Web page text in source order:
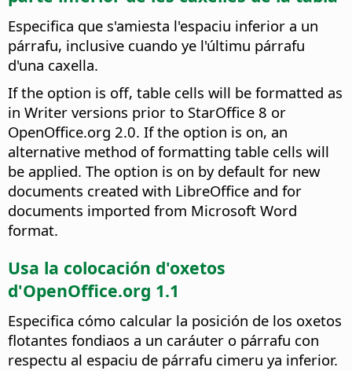
Especifica que s'amiesta l'espaciu inferior a un
párrafu, inclusive cuando ye l'últimu párrafu
d'una caxella.
If the option is off, table cells will be formatted as
in Writer versions prior to StarOffice 8 or
OpenOffice.org 2.0. If the option is on, an
alternative method of formatting table cells will
be applied. The option is on by default for new
documents created with LibreOffice and for
documents imported from Microsoft Word
format.
Usa la colocación d'oxetos
d'OpenOffice.org 1.1
Especifica cómo calcular la posición de los oxetos
flotantes fondiaos a un caráuter o párrafu con
respectu al espaciu de párrafu cimeru ya inferior.